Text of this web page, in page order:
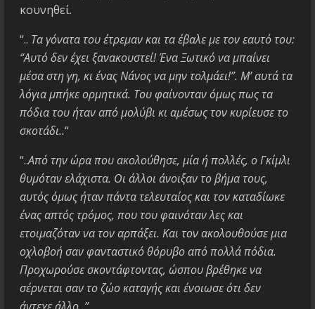
κουνηθεί.
“.. Τα γόνατα του έτρεμαν και τα έβαλε με τον εαυτό του:
“Αυτό δεν έχει ξανακουστεί! Ένα Ξωτικό να μπαίνει
μέσα στη γη, κι ένας Νάνος να μην τολμάει!”. Μ’ αυτά τα
λόγια μπήκε ορμητικά. Του φαίνονταν όμως πως τα
πόδια του ήταν από μολύβι κι αμέσως τον κυρίευσε το
σκοτάδι..“
“..Από την ώρα που ακολούθησε, μία ή πολλές, ο Γκίμλι
θυμόταν ελάχιστα. Οι άλλοι άνοιξαν το βήμα τους,
αυτός όμως ήταν πάντα τελευταίος και τον καταδίωκε
ένας απτός τρόμος, που του φαινόταν λες και
ετοιμαζόταν να τον αρπάξει. Και τον ακολουθούσε μια
οχλοβοή σαν φανταστικό θόρυβο από πολλά πόδια.
Προχωρούσε σκοντάφτοντας, ώσπου βρέθηκε να
σέρνεται σαν το ζώο καταγής και ένοιωσε ότι δεν